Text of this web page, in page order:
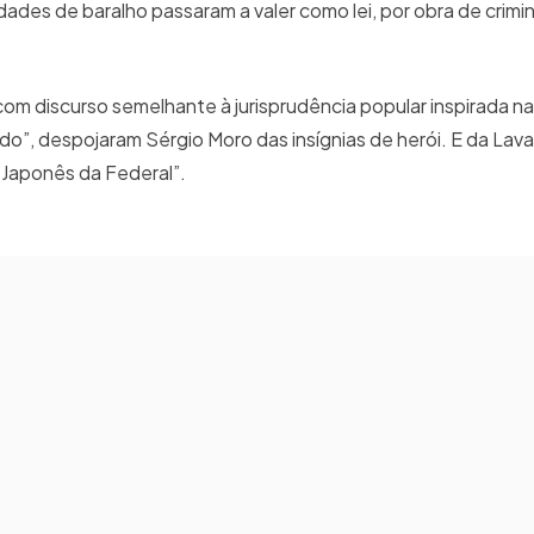
de baralho passaram a valer como lei, por obra de
discurso semelhante à jurisprudência popular inspirada
despojaram Sérgio Moro das insígnias de herói. E da
da Federal”.